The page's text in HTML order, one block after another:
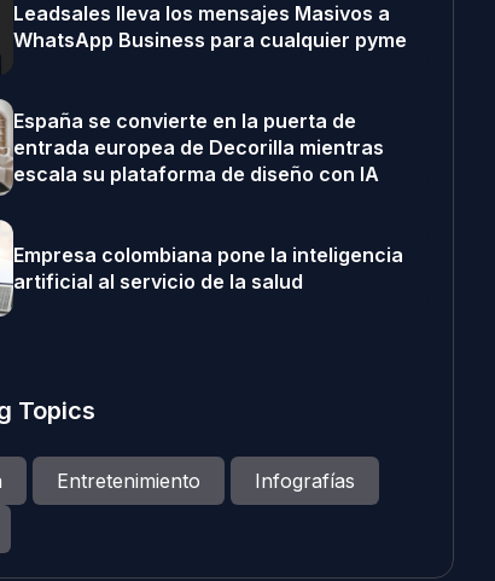
Leadsales lleva los mensajes Masivos a
WhatsApp Business para cualquier pyme
España se convierte en la puerta de
entrada europea de Decorilla mientras
escala su plataforma de diseño con IA
Empresa colombiana pone la inteligencia
artificial al servicio de la salud
Topics
Entretenimiento
Infografías